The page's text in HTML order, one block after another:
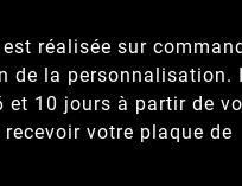
réalisée sur
de la personnalisation.
et 10 jours à partir de
votre plaque de